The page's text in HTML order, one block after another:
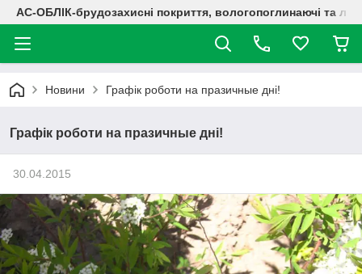
АС-ОБЛІК-брудозахисні покриття, вологопоглинаючі та
Новини Графік роботи на празичные дні!
Графік роботи на празичные дні!
30.04.2015